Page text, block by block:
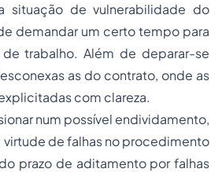
situação de vulnerabilidade do
demandar um certo tempo para
trabalho. Além de deparar-se
as do contrato, onde as
com clareza.
num possível endividamento,
virtude de falhas no procedimento
prazo de aditamento por falhas